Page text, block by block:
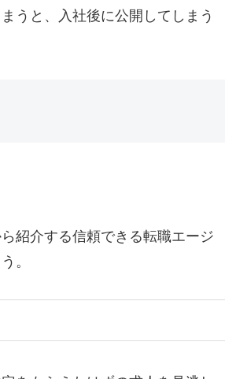
うと、入社後に公開してしまう
紹介する信頼できる転職エージ
。